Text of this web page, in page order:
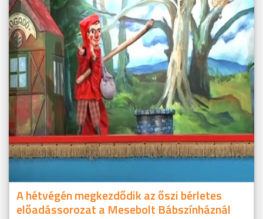
A hétvégén megkezdődik az őszi bérletes
előadássorozat a Mesebolt Bábszínháznál